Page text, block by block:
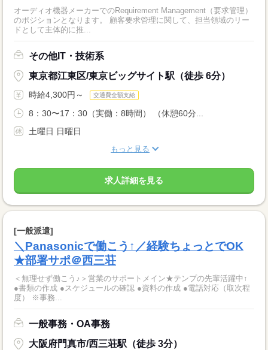
オーディオ機器メーカーでのRequirement Management（要求管理）
のポジションとなります。 顧客要求管理に関して、担当領域のリー
ドとして主体的に推...
その他IT・技術系
東京都江東区/東京ビッグサイト駅（徒歩 6分）
時給4,300円～ 交通費全額支給
8：30〜17：30（実働：8時間） （休憩60分...
土曜日 日曜日
もっと見る
求人詳細を見る
[一般派遣]
＼Panasonicで働こう↑／経験ちょっとでOK
★部署サポ＠西三荘
＜無理せず働こう♪＞営業のサポートメイン★テンプの先輩活躍中↑
●書類の作成 ●スケジュールの確認 ●資料の作成 ●電話対応（取次程
度） ※事務...
一般事務・OA事務
大阪府門真市/西三荘駅（徒歩 3分）